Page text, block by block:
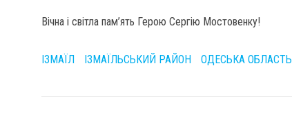
Вічна і світла пам’ять Герою Сергію Мостовенку!
ІЗМАЇЛ ІЗМАЇЛЬСЬКИЙ РАЙОН ОДЕСЬКА ОБЛАСТЬ